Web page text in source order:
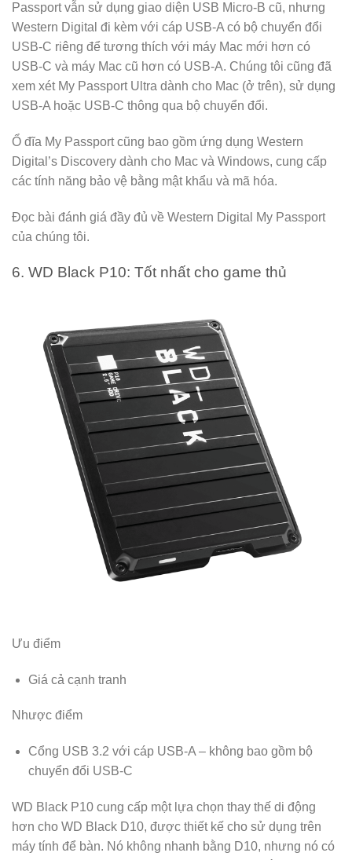
Passport vẫn sử dụng giao diện USB Micro-B cũ, nhưng
Western Digital đi kèm với cáp USB-A có bộ chuyển đổi
USB-C riêng để tương thích với máy Mac mới hơn có
USB-C và máy Mac cũ hơn có USB-A. Chúng tôi cũng đã
xem xét My Passport Ultra dành cho Mac (ở trên), sử dụng
USB-A hoặc USB-C thông qua bộ chuyển đổi.
Ổ đĩa My Passport cũng bao gồm ứng dụng Western
Digital’s Discovery dành cho Mac và Windows, cung cấp
các tính năng bảo vệ bằng mật khẩu và mã hóa.
Đọc bài đánh giá đầy đủ về Western Digital My Passport
của chúng tôi.
6. WD Black P10: Tốt nhất cho game thủ
Ưu điểm
Giá cả cạnh tranh
Nhược điểm
Cổng USB 3.2 với cáp USB-A – không bao gồm bộ
chuyển đổi USB-C
WD Black P10 cung cấp một lựa chọn thay thế di động
hơn cho WD Black D10, được thiết kế cho sử dụng trên
máy tính để bàn. Nó không nhanh bằng D10, nhưng nó có